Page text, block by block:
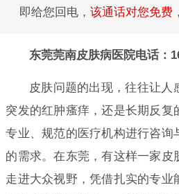
即给您回电， 该通话对您免费
东莞莞南皮肤病医院电话：
皮肤问题的出现，往往让人
突发的红肿瘙痒，还是长期反复
专业、规范的医疗机构进行咨询
的需求。在东莞，有这样一家皮
走进大众视野，凭借扎实的专业